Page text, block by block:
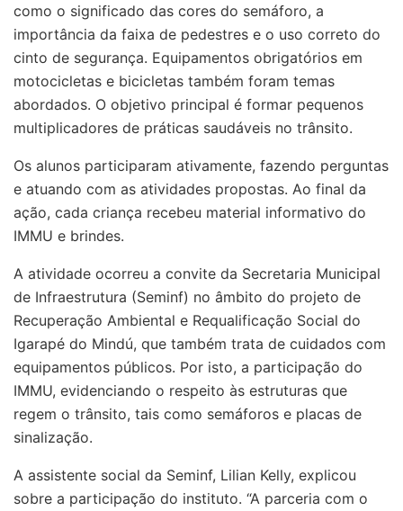
como o significado das cores do semáforo, a
importância da faixa de pedestres e o uso correto do
cinto de segurança. Equipamentos obrigatórios em
motocicletas e bicicletas também foram temas
abordados. O objetivo principal é formar pequenos
multiplicadores de práticas saudáveis no trânsito.
Os alunos participaram ativamente, fazendo perguntas
e atuando com as atividades propostas. Ao final da
ação, cada criança recebeu material informativo do
IMMU e brindes.
A atividade ocorreu a convite da Secretaria Municipal
de Infraestrutura (Seminf) no âmbito do projeto de
Recuperação Ambiental e Requalificação Social do
Igarapé do Mindú, que também trata de cuidados com
equipamentos públicos. Por isto, a participação do
IMMU, evidenciando o respeito às estruturas que
regem o trânsito, tais como semáforos e placas de
sinalização.
A assistente social da Seminf, Lilian Kelly, explicou
sobre a participação do instituto. “A parceria com o